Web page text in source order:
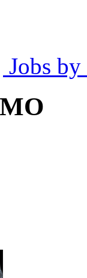
Jobs by